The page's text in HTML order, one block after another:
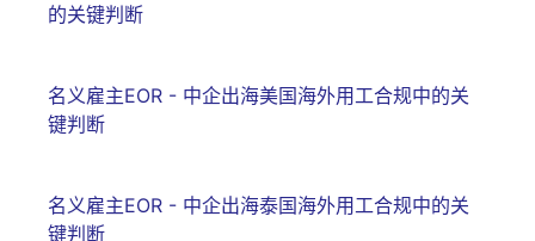
的关键判断
名义雇主EOR - 中企出海美国海外用工合规中的关
键判断
名义雇主EOR - 中企出海泰国海外用工合规中的关
键判断